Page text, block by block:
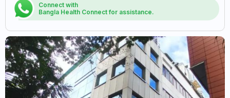
Connect with
Bangla Health Connect for assistance.